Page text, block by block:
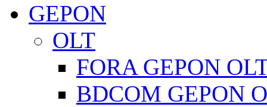
GEPON
OLT
FORA GEPON
BDCOM GEPON